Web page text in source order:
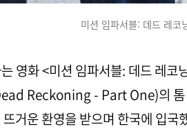
미션 임파서블: 데드 레코
영화 <미션 임파서블: 데드 레
Reckoning - Part One)의 톰
거운 환영을 받으며 한국에 입국